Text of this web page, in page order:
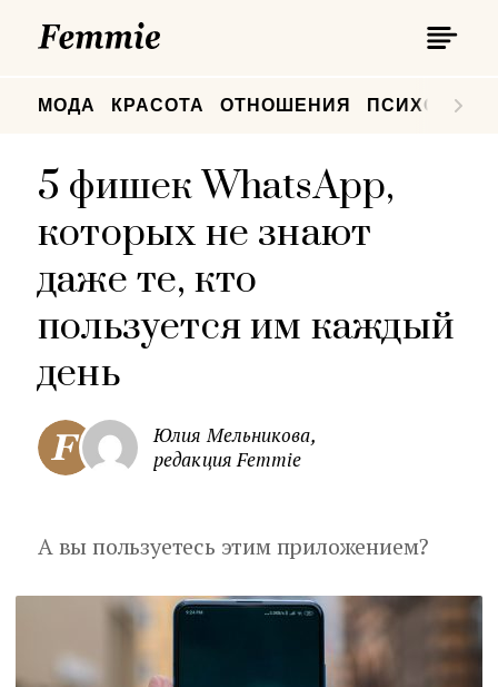
МОДА КРАСОТА ОТНОШЕНИЯ
5 фишек WhatsApp,
которых не знают
даже те, кто
пользуется им каждый
день
Юлия Мельникова,
редакция Femmie
А вы пользуетесь этим приложением?